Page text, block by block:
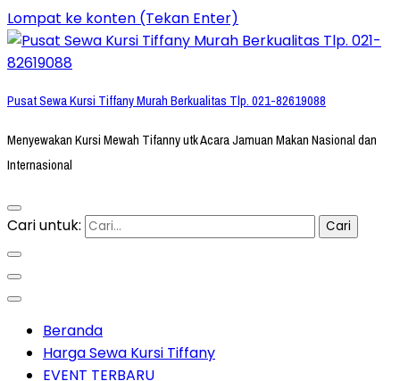
Lompat ke konten (Tekan Enter)
Pusat Sewa Kursi Tiffany Murah Berkualitas Tlp. 021-82619088
Menyewakan Kursi Mewah Tifanny utk Acara Jamuan Makan Nasional dan
Internasional
Cari untuk:
Beranda
Harga Sewa Kursi Tiffany
EVENT TERBARU